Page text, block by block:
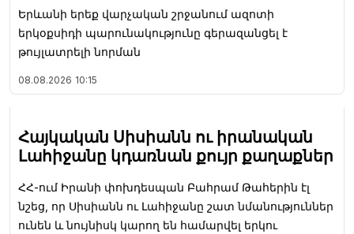
Երևանի երեք վարչական շրջանում ազոտի
երկօքսիդի պարունակությունը գերազանցել է
թույլատրելի նորման
08.08.2026 10:15
Հայկական Սիսիանն ու իրանական
Լահիջանը կդառնան քույր քաղաքներ
ՀՀ-ում Իրանի փոխդեսպան Բահրամ Թահերին էլ
նշեց, որ Սիսիանն ու Լահիջանը շատ նմանություններ
ունեն և նույնիսկ կարող են համարվել երկու